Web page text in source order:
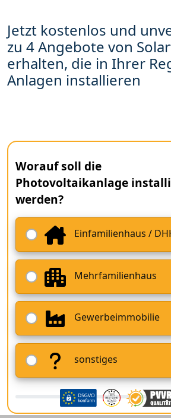
Jetzt kostenlos und
zu 4 Angebote von
erhalten, die in Ihrer
Anlagen installieren
Worauf soll die
Photovoltaikanlage
werden?
Einfamilienhaus /
Mehrfamilienhaus
Gewerbeimmobilie
sonstiges